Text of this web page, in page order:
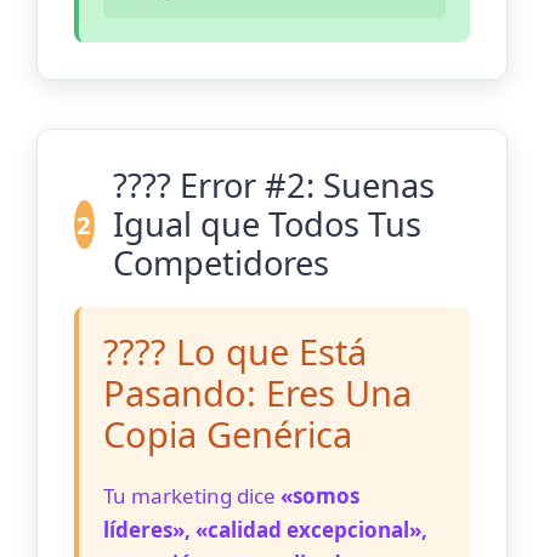
2
???? Error #2: Suenas
Igual que Todos Tus
Competidores
???? Lo que Está
Pasando: Eres Una
Copia Genérica
Tu marketing dice «somos
líderes», «calidad excepcional»,